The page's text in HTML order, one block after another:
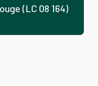
(LC 08 164)